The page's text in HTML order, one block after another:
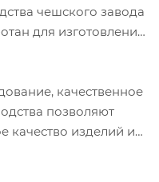
чешского завода
для изготовления
качественное
позволяют
качество изделий и